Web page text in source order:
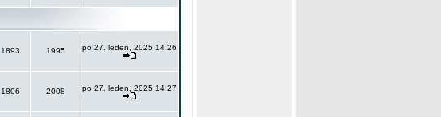
1893 1995 po 27. leden, 2025 14:26
1806 2008 po 27. leden, 2025 14:27